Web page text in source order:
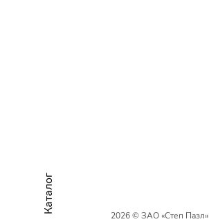
Каталог
2026 © ЗАО «Степ Пазл»